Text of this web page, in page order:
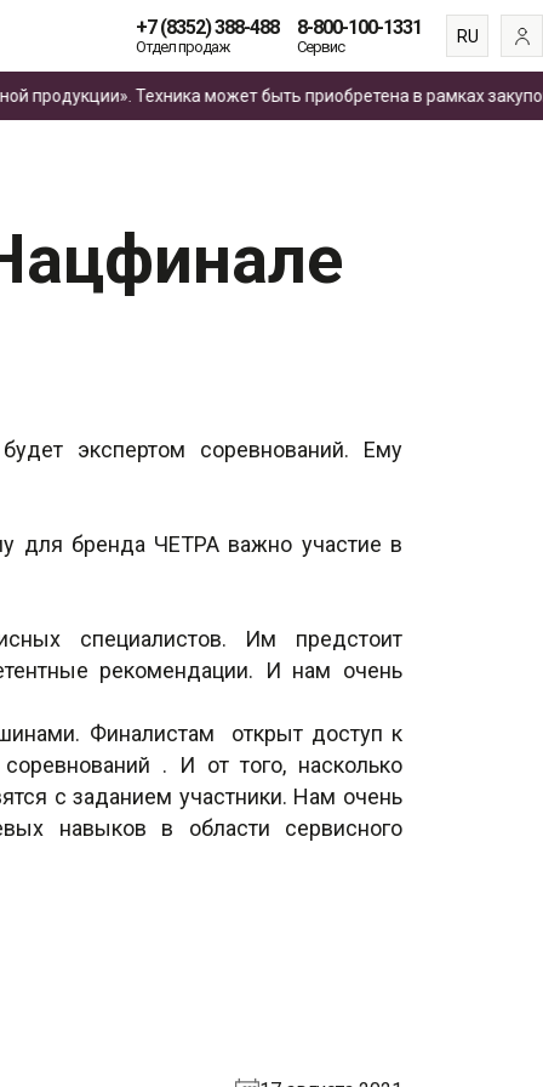
+7 (8352) 388-488
Отдел продаж
8-800-100-1331
Сервис
RU
EN
ES
Техника может быть приобретена в рамках закупокпо
экспертом соревнований. Ему
для бренда ЧЕТРА важно участие в
специалистов. Им предстоит
рекомендации. И нам очень
Финалистам открыт доступ к
. И от того, насколько
с заданием участники. Нам очень
навыков в области сервисного